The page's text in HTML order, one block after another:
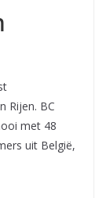
Rijen. BC
met 48
uit België,